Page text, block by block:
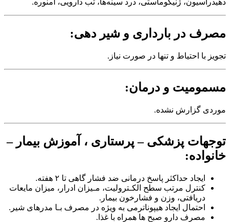
دهیدراسیون‌، ژنیکوماستی‌، درد سینه‌ها، تب دارویی‌، آمنوره‌.
مصرف در بارداری و شیر دهی:
تجویز با احتیاط و تنها در صورت نیاز.
مسمومیت و درمان:
موردی‌ گزارش نشده.
توجهات پزشکی – پرستاری ، آموزش بیمار –
خانواده:
ایجاد حداکثر پاسخ درمانی ضد فشار گاهی تا ٢ هفته‌.
کنترل مرتب سطح الکـترولیت‌، مـیزان ادرار، میزان مایعات
دریافتی‌، وزن و فشارخون بیمار.
احتمال ایجاد هیپوناترمی به ویژه در مصرف بـا مدرهای شیر.
مصرف دارو صبح ‌ها همراه با غذا.